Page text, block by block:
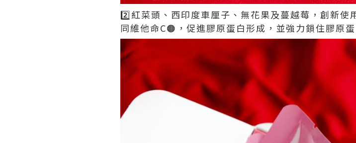
2️⃣紅菜頭、西印度車厘子、無花果及蔓越莓，創新使
同維他命C🟠，促進膠原蛋白形成，並強力鎖住膠原